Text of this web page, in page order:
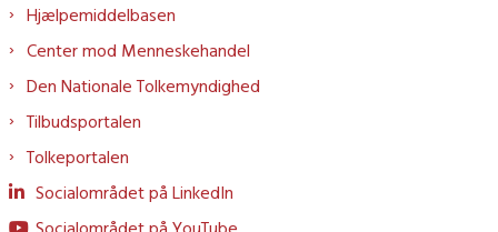
Hjælpemiddelbasen
Center mod Menneskehandel
Den Nationale Tolkemyndighed
Tilbudsportalen
Tolkeportalen
Socialområdet på LinkedIn